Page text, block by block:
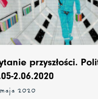
przyszłości.
2.06.2020
2020